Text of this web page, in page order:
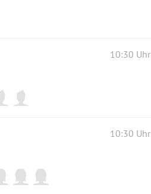
10:30 Uhr
10:30 Uhr